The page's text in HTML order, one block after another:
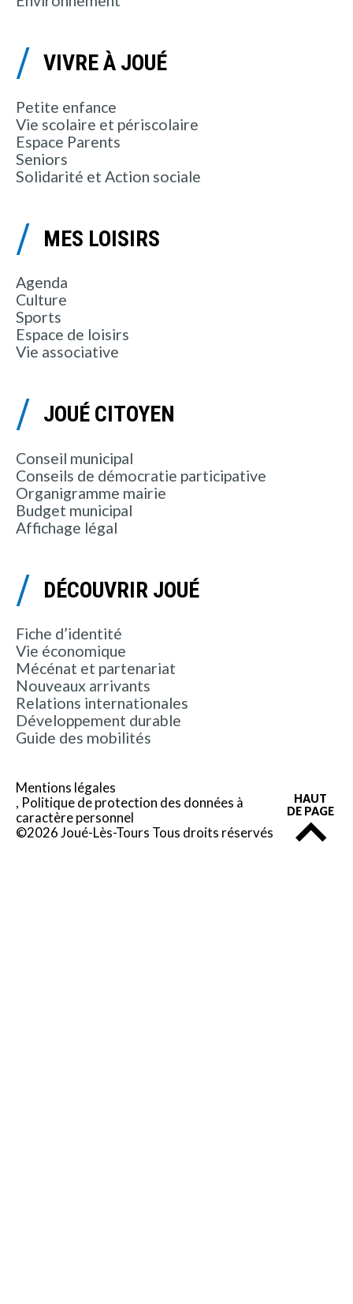
VIVRE À JOUÉ
Petite enfance
Vie scolaire et périscolaire
Espace Parents
Seniors
Solidarité et Action sociale
MES LOISIRS
Agenda
Culture
Sports
Espace de loisirs
Vie associative
JOUÉ CITOYEN
Conseil municipal
Conseils de démocratie participative
Organigramme mairie
Budget municipal
Affichage légal
DÉCOUVRIR JOUÉ
Fiche d’identité
Vie économique
Mécénat et partenariat
Nouveaux arrivants
Relations internationales
Développement durable
Guide des mobilités
Mentions légales
Politique de protection des données à
caractère personnel
©2026 Joué-Lès-Tours Tous droits réservés
HAUT
DE PAGE